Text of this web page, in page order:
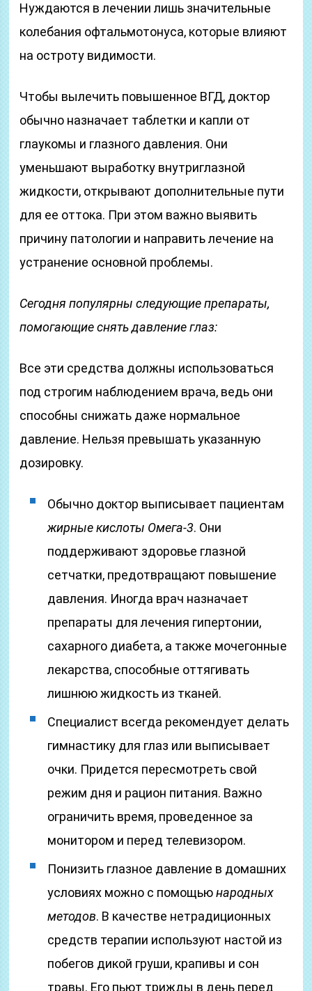
Нуждаются в лечении лишь значительные
колебания офтальмотонуса, которые влияют
на остроту видимости.
Чтобы вылечить повышенное ВГД, доктор
обычно назначает таблетки и капли от
глаукомы и глазного давления. Они
уменьшают выработку внутриглазной
жидкости, открывают дополнительные пути
для ее оттока. При этом важно выявить
причину патологии и направить лечение на
устранение основной проблемы.
Сегодня популярны следующие препараты,
помогающие снять давление глаз:
Все эти средства должны использоваться
под строгим наблюдением врача, ведь они
способны снижать даже нормальное
давление. Нельзя превышать указанную
дозировку.
Обычно доктор выписывает пациентам
жирные кислоты Омега-3. Они
поддерживают здоровье глазной
сетчатки, предотвращают повышение
давления. Иногда врач назначает
препараты для лечения гипертонии,
сахарного диабета, а также мочегонные
лекарства, способные оттягивать
лишнюю жидкость из тканей.
Специалист всегда рекомендует делать
гимнастику для глаз или выписывает
очки. Придется пересмотреть свой
режим дня и рацион питания. Важно
ограничить время, проведенное за
монитором и перед телевизором.
Понизить глазное давление в домашних
условиях можно с помощьюнародных
методов. В качестве нетрадиционных
средств терапии используют настой из
побегов дикой груши, крапивы и сон
травы. Его пьют трижды в день перед